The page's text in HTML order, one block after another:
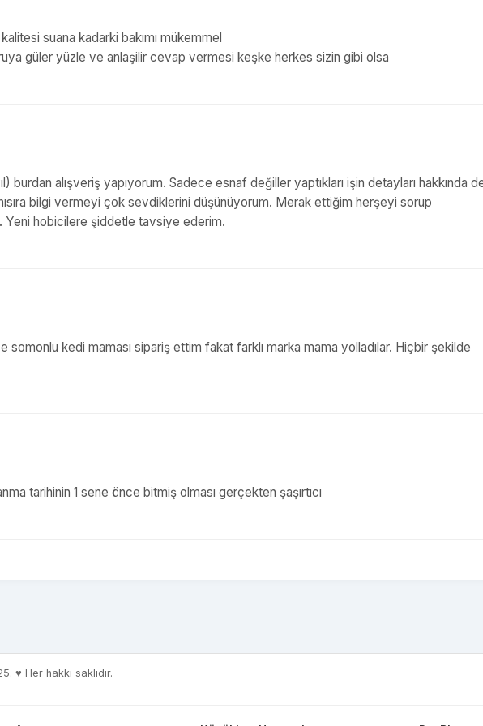
suana kadarki bakımı mükemmel
güler yüzle ve anlaşilir cevap vermesi keşke herkes sizin gibi olsa
burdan alışveriş yapıyorum. Sadece esnaf değiller yaptıkları işin detayları hakkında
bilgi vermeyi çok sevdiklerini düşünüyorum. Merak ettiğim herşeyi sorup
Yeni hobicilere şiddetle tavsiye ederim.
kedi maması sipariş ettim fakat farklı marka mama yolladılar. Hiçbir şekilde
tarihinin 1 sene önce bitmiş olması gerçekten şaşırtıcı
♥️ Her hakkı saklıdır.